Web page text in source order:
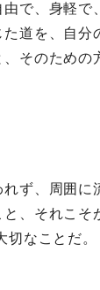
で、身軽で
道を、自分
そのための
れず、周囲に
、それこそ
切なことだ。